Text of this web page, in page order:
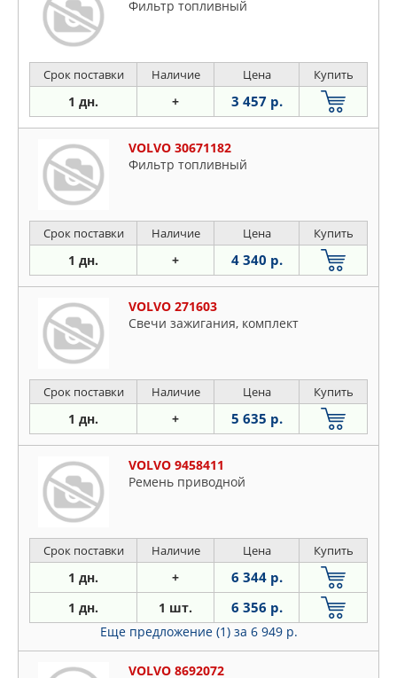
Фильтр топливный
Срок поставки Наличие Цена Купить
1 дн. + 3 457 р.
VOLVO 30671182
Фильтр топливный
Срок поставки Наличие Цена Купить
1 дн. + 4 340 р.
VOLVO 271603
Свечи зажигания, комплект
Срок поставки Наличие Цена Купить
1 дн. + 5 635 р.
VOLVO 9458411
Ремень приводной
Срок поставки Наличие Цена Купить
1 дн. + 6 344 р.
1 дн. 1 шт. 6 356 р.
Еще предложение (1) за 6 949 р.
VOLVO 8692072